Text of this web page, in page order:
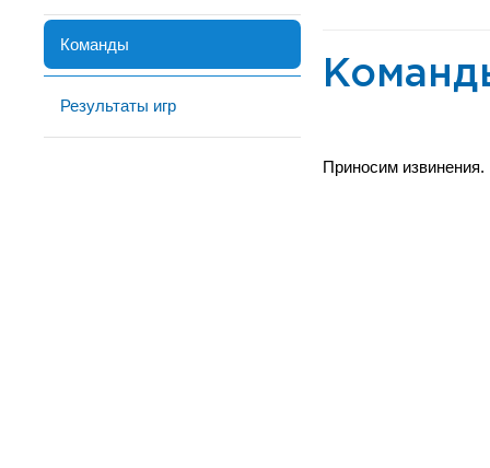
Команды
Результаты игр
Приносим